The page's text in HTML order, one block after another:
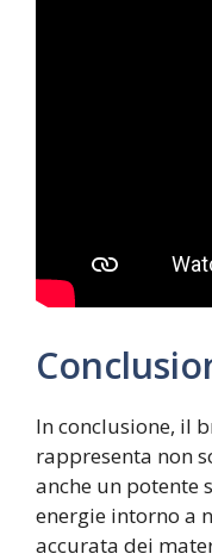
In conclusione, il
rappresenta non
anche un potente
energie intorno a
accurata dei